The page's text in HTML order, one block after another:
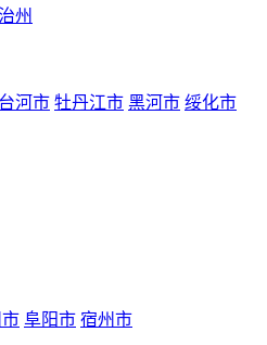
州
河市 牡丹江市 黑河市 绥化市
阜阳市 宿州市